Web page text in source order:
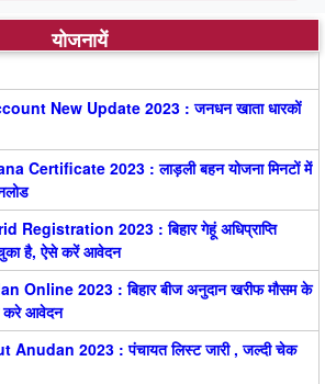
योजनायें
New Update 2023 : जनधन खाता धारकों
Certificate 2023 : लाड़ली बहन योजना मिनटों में
Registration 2023 : बिहार गेहूं अधिप्राप्ति
है, ऐसे करें आवेदन
Online 2023 : बिहार बीज अनुदान खरीफ मौसम के
करे आवेदन
2023 : पंचायत लिस्ट जारी , जल्दी चेक